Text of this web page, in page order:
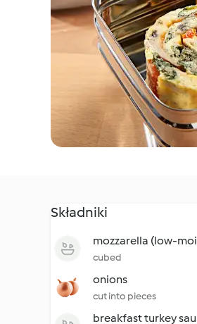
Składniki
mozzarella (low-
cubed
onions
cut into pieces
breakfast turkey